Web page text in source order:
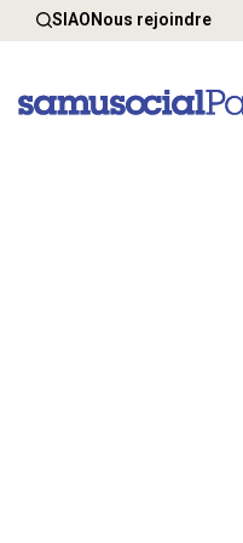
SIAONous rejoindre